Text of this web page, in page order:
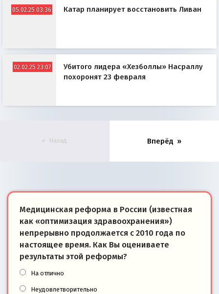
05.02.25 03:36 Катар планирует восстановить Ливан
02.02.25 23:07
Убитого лидера «Хезболлы» Насраллу
похоронят 23 февраля
Назад Вперёд
Медицинская реформа в России (известная
как «оптимизация здравоохранения»)
непрерывно продолжается с 2010 года по
настоящее время. Как Вы оцениваете
результаты этой реформы?
На отлично
Неудовлетворительно